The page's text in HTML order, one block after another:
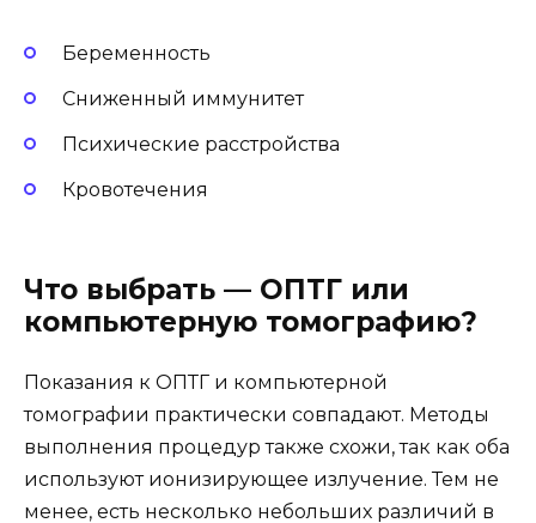
Беременность
Сниженный иммунитет
Психические расстройства
Кровотечения
Что выбрать — ОПТГ или
компьютерную томографию?
Показания к ОПТГ и компьютерной
томографии практически совпадают. Методы
выполнения процедур также схожи, так как оба
используют ионизирующее излучение. Тем не
менее, есть несколько небольших различий в